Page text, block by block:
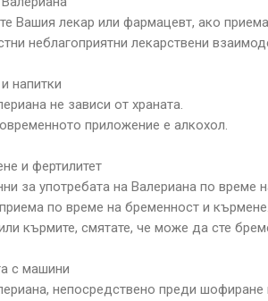
Вашия лекар или фармацевт, ако
неблагоприятни лекарствени
напитки
не зависи от храната.
приложение е алкохол.
и фертилитет
за употребата на Валериана по време
по време на бременност и кърмене.
кърмите, смятате, че може да сте
с машини
непосредствено преди